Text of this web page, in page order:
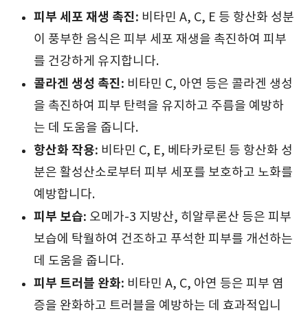
피부 세포 재생 촉진: 비타민 A, C, E 등 항산화 성분
이 풍부한 음식은 피부 세포 재생을 촉진하여 피부
를 건강하게 유지합니다.
콜라겐 생성 촉진: 비타민 C, 아연 등은 콜라겐 생성
을 촉진하여 피부 탄력을 유지하고 주름을 예방하
는 데 도움을 줍니다.
항산화 작용: 비타민 C, E, 베타카로틴 등 항산화 성
분은 활성산소로부터 피부 세포를 보호하고 노화를
예방합니다.
피부 보습: 오메가-3 지방산, 히알루론산 등은 피부
보습에 탁월하여 건조하고 푸석한 피부를 개선하는
데 도움을 줍니다.
피부 트러블 완화: 비타민 A, C, 아연 등은 피부 염
증을 완화하고 트러블을 예방하는 데 효과적입니